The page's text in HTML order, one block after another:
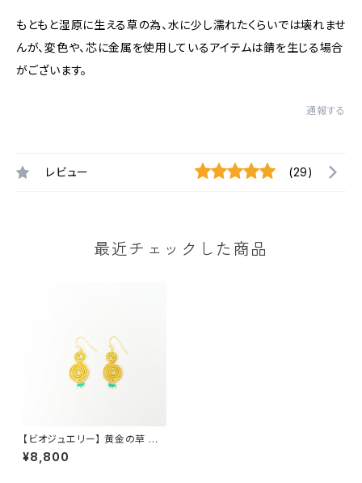
もともと湿原に生える草の為、水に少し濡れたくらいでは壊れませ
んが、変色や、芯に金属を使用しているアイテムは錆を生じる場合
がございます。
通報する
レビュー (29)
最近チェックした商品
【ビオジュエリー】 黄金の草 カッ
ピンドウラード ピアス＆イヤリ
ング ダブルスパイラル グリー
¥8,800